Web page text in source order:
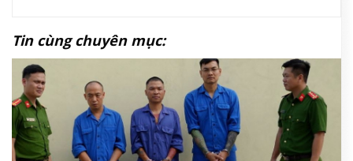
Tin cùng chuyên mục: